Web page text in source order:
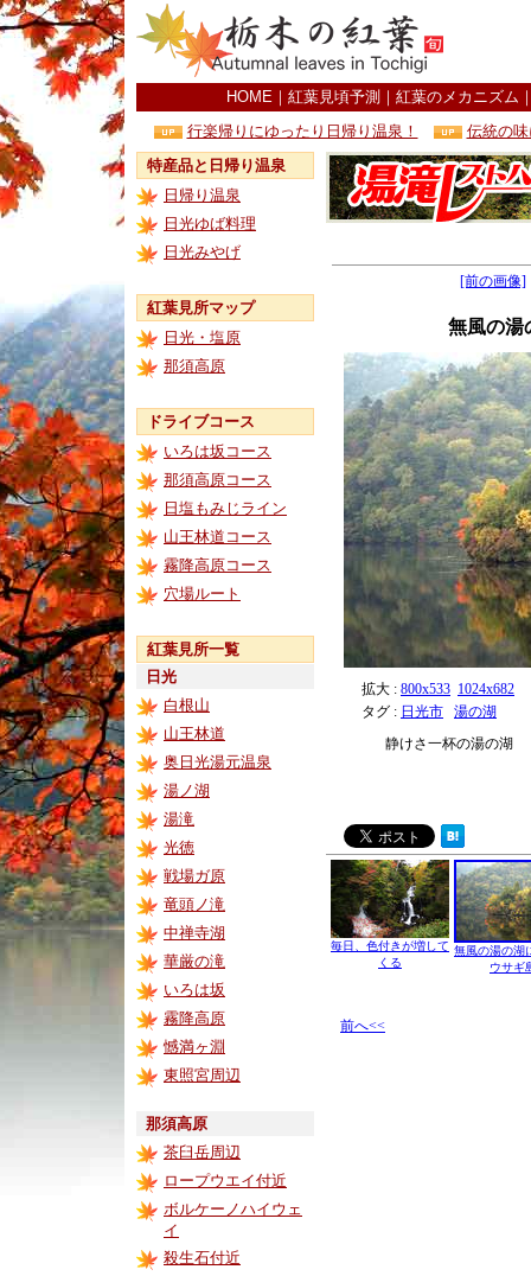
HOME ｜ 紅葉見頃予測 ｜ 紅葉のメカニズム
行楽帰りにゆったり日帰り温泉！
伝統の
特産品と日帰り温泉
日帰り温泉
日光ゆば料理
日光みやげ
紅葉見所マップ
日光・塩原
那須高原
ドライブコース
いろは坂コース
那須高原コース
日塩もみじライン
山王林道コース
霧降高原コース
穴場ルート
紅葉見所一覧
日光
白根山
山王林道
奥日光湯元温泉
湯ノ湖
湯滝
光徳
戦場ガ原
竜頭ノ滝
中禅寺湖
華厳の滝
いろは坂
霧降高原
憾満ヶ淵
東照宮周辺
那須高原
茶臼岳周辺
ロープウエイ付近
ボルケーノハイウェ
イ
殺生石付近
[前の画像]
無風の湯
拡大 : 800x533 1024x682
タグ : 日光市
湯の湖
静けさ一杯の湯の湖
毎日、色付きが増して
くる
無風の湯の湖
ウサギ
前へ<<